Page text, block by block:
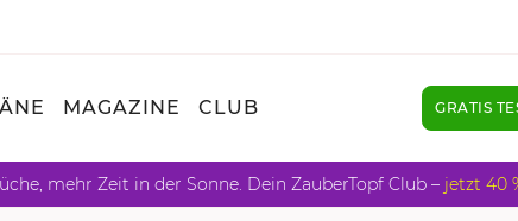
MAGAZINE CLUB GRATIS
mehr Zeit in der Sonne. Dein ZauberTopf Club – jetzt 40